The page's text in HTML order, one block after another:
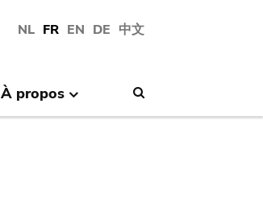
NL FR EN DE 中文
À propos